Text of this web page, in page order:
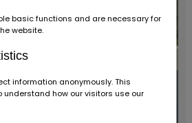
basic functions and are necessary for
website.
information anonymously. This
understand how our visitors use our